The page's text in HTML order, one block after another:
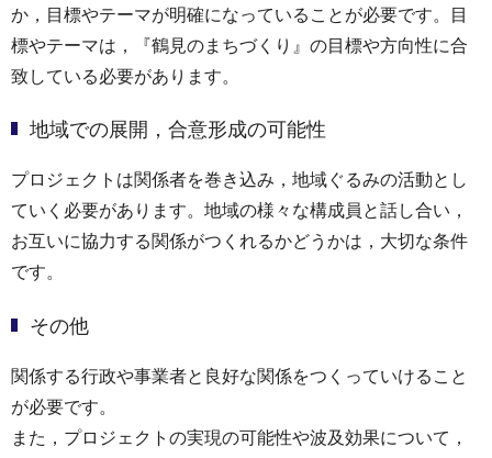
か，目標やテーマが明確になっていることが必要です。目
標やテーマは，『鶴見のまちづくり』の目標や方向性に合
致している必要があります。
地域での展開，合意形成の可能性
プロジェクトは関係者を巻き込み，地域ぐるみの活動とし
ていく必要があります。地域の様々な構成員と話し合い，
お互いに協力する関係がつくれるかどうかは，大切な条件
です。
その他
関係する行政や事業者と良好な関係をつくっていけること
が必要です。
また，プロジェクトの実現の可能性や波及効果について，